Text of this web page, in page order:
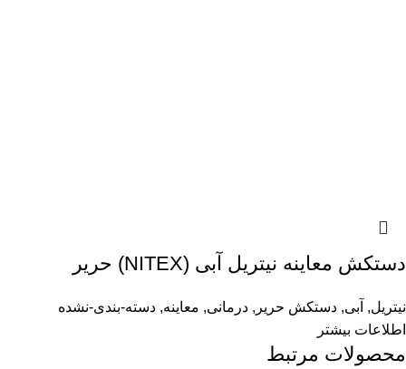
دستکش معاینه نیتریل آبی (NITEX) حریر
نیتریل, آبی, دستکش حریر , درمانی, معاینه, دسته-بندی-نشده
اطلاعات بیشتر
محصولات مرتبط